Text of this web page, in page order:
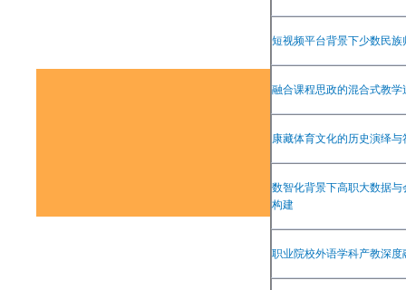
短视频平台背景下少数民
融合课程思政的混合式教
康藏体育文化的历史演绎与
数智化背景下高职大数据与
构建
职业院校外语学科产教深度
地址：湖北省武汉
联系电话：027-